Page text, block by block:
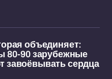
объединяет:
80-90 зарубежные
завоёвывать сердца